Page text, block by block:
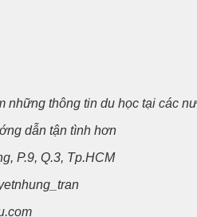
những thông tin du học tại các n
ng dẫn tận tình hơn
P.9, Q.3, Tp.HCM